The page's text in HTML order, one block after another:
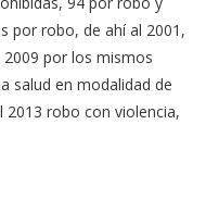
por robo, de ahí al 2001,
por los mismos
salud en modalidad de
robo con violencia,